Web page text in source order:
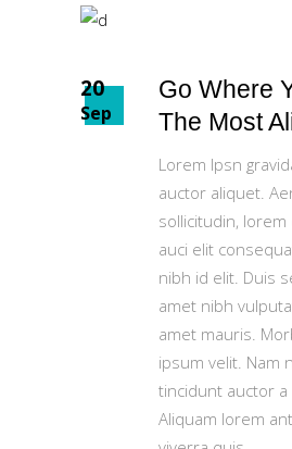
20
Sep
Go Where
The Most
Lorem Ipsn
auctor aliquet.
sollicitudin,
auci elit
nibh id elit. Duis
amet nibh
amet mauris.
ipsum velit. Nam
tincidunt auctor a
Aliquam lorem